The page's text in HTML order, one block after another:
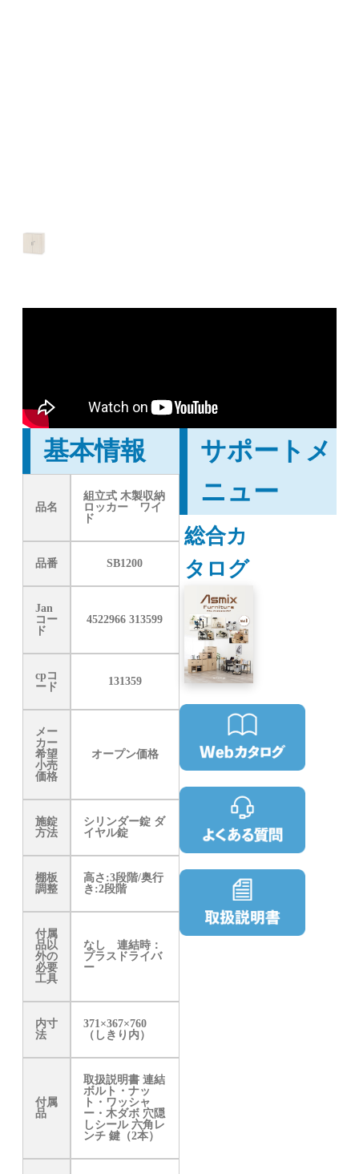
基本情報
品名
組立式 木製収納
ロッカー ワイ
ド
品番 SB1200
Jan
コー
ド
4522966 313599
cpコ
ード
131359
メー
カー
希望
小売
価格
オープン価格
施錠
方法
シリンダー錠 ダ
イヤル錠
棚板
調整
高さ:3段階/奥行
き:2段階
付属
品以
外の
必要
工具
なし 連結時：
プラスドライバ
ー
内寸
法
371×367×760
（しきり内）
付属
品
取扱説明書 連結
ボルト・ナッ
ト・ワッシャ
ー・木ダボ 穴隠
しシール 六角レ
ンチ 鍵（2本）
サポートメ
ニュー
総合カ
タログ